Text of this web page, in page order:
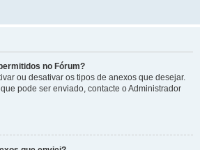
no Fórum?
ou desativar os tipos de anexos que desejar.
pode ser enviado, contacte o Administrador